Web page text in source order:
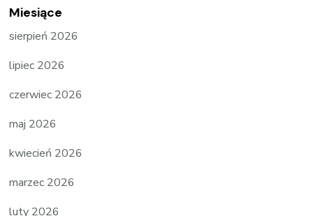
Miesiące
sierpień 2026
lipiec 2026
czerwiec 2026
maj 2026
kwiecień 2026
marzec 2026
luty 2026